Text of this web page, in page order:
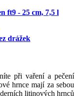
ft9 - 25 cm, 7,5 l
drážek
při vaření a pečení
hrnce mají za sebou
litinových hrnců